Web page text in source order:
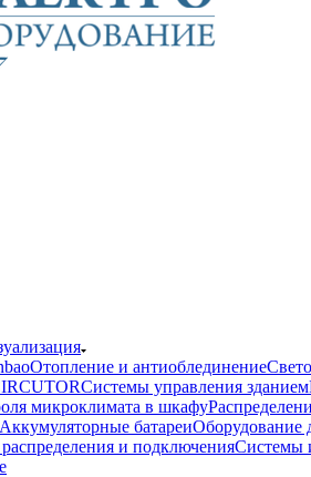
Отопление и антиоблединение
Системы управления зданием
микроклимата в шкафу
Аккумуляторные батареиОборудование
и подключенияСистемы